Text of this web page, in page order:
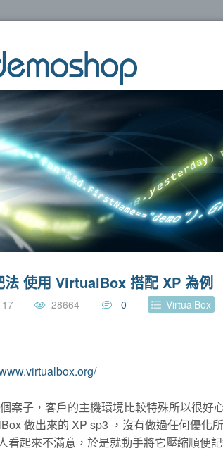
法 使用 VirtualBox 搭配 XP 為例
28664 0 VirtualBox
案子，客戶的主機環境比較特殊所以很好
做出來的 XP sp3 ，沒有做過任何優化
看起來不滿意，於是就動手將它壓縮順便